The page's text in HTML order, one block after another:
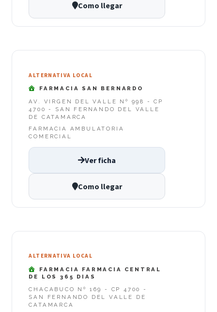
Como llegar
ALTERNATIVA LOCAL
FARMACIA SAN BERNARDO
AV. VIRGEN DEL VALLE Nº 998 - CP
4700 - SAN FERNANDO DEL VALLE
DE CATAMARCA
FARMACIA AMBULATORIA
COMERCIAL
Ver ficha
Como llegar
ALTERNATIVA LOCAL
FARMACIA FARMACIA CENTRAL
DE LOS 365 DIAS
CHACABUCO Nº 169 - CP 4700 -
SAN FERNANDO DEL VALLE DE
CATAMARCA